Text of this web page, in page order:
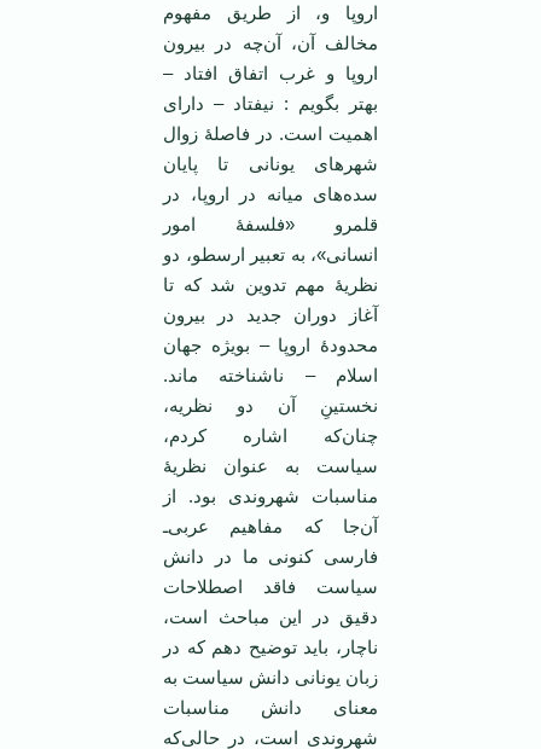
اروپا و، از طریق مفهوم
مخالف آن، آن‌چه در بیرون
اروپا و غرب اتفاق افتاد –
بهتر بگویم : نیفتاد – دارای
اهمیت است. در فاصلۀ زوال
شهرهای یونانی تا پایان
سده‌های میانه در اروپا، در
قلمرو «فلسفۀ امور
انسانی»، به تعبیر ارسطو، دو
نظریۀ مهم تدوین شد که تا
آغاز دوران جدید در بیرون
محدودۀ اروپا – بویژه جهان
اسلام – ناشناخته ماند.
نخستینِ آن دو نظریه،
چنان‌که اشاره کردم،
سیاست به عنوان نظریۀ
مناسبات شهروندی بود. از
آن‌جا که مفاهیم عربی‌ـ
فارسی کنونی ما در دانش
سیاست فاقد اصطلاحات
دقیق در این مباحث است،
ناچار، باید توضیح دهم که در
زبان یونانی دانش سیاست به
معنای دانش مناسبات
شهروندی است، در حالی‌که